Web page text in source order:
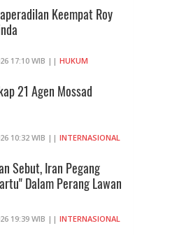
Keempat Roy
17:10 WIB || HUKUM
21 Agen Mossad
10:32 WIB || INTERNASIONAL
Sebut, Iran Pegang
Dalam Perang Lawan
19:39 WIB || INTERNASIONAL